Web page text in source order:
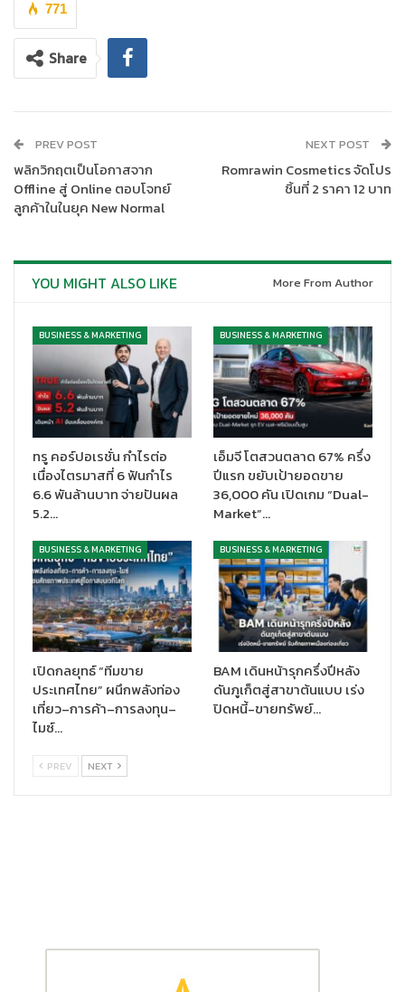
ผู้ใช้ซัมซุงสมาร์ททีวี รุ่นปี
แอปฯ AIS PLAY ได้ฟรี! ผ่านทาง Samsung App Store บน
หน้าจอทีวีของคุณเอง
ทั้งนี้ จากสถิติที่ผ่านมาพบว่า พฤติกรรมของผู้บริโภคในตลาดโฮมเอ็น
เตอร์เทนเมนต์ในสถานการณ์ปัจจุบันทำให้คนไทยใช้เวลาอยู่บ้าน
มากกว่าเมื่อก่อน จนกลายเป็นรูปแบบการใช้ชีวิตรูปแบบใหม่ จึงมีการ
และความบันเทิง ดังนั้น การร่วมมือกันในครั้งนี้จะมอบประสบการณ์
การรับชมสตรีมมิ่งคอนเทนต์ที่ทุกคนในครอบครัวชื่นชอบให้รับชมกัน
นายอลิสแตร์ เดวิด จอห์นสตั้น กรรมการผู้จัดการหน่วยธุรกิจพัฒนา
ธุรกิจใหม่ เอไอเอสกล่าวว่า “แม้ว่าปัจจุบันจะมีทางเลือกการรับชมสตรี
สรรวิดีโอ คอนเทนต์ใหม่ๆ ที่ถูกใจคนไทยมาให้ได้รับชมแล้ว เราได้
771
Share
PREV POST
พลิกวิกฤตเป็นโอกาสจาก
Offline สู่ Online ตอบโจทย์
ลูกค้าในในยุค New Normal
NEXT POST
Romrawin Cosmetics จัดโปร
ชิ้นที่ 2 ราคา 12 บาท
YOU MIGHT ALSO LIKE More From Author
BUSINESS & MARKETING
ทรู คอร์ปอเรชั่น กำไรต่อ
เนื่องไตรมาสที่ 6 ฟันกำไร
6.6 พันล้านบาท จ่ายปันผล
5.2…
BUSINESS & MARKETING
เอ็มจี โตสวนตลาด 67% ครึ่ง
ปีแรก ขยับเป้ายอดขาย
36,000 คัน เปิดเกม “Dual-
Market”…
BUSINESS & MARKETING
เปิดกลยุทธ์ “ทีมขาย
ประเทศไทย” ผนึกพลังท่อง
เที่ยว–การค้า–การลงทุน–
ไมซ์…
BUSINESS & MARKETING
BAM เดินหน้ารุกครึ่งปีหลัง
ดันภูเก็ตสู่สาขาต้นแบบ เร่ง
ปิดหนี้-ขายทรัพย์…
PREV NEXT